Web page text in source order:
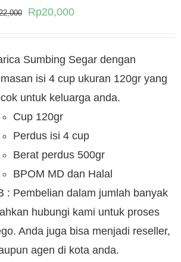
Original
Rp22,000.
Rp20,000Current
Rp20,000.
Sumbing Segar dengan
isi 4 cup ukuran 120gr yang
untuk keluarga anda.
Cup 120gr
Perdus isi 4 cup
Berat perdus 500gr
BPOM MD dan Halal
: Pembelian dalam jumlah banyak
hubungi kami untuk proses
Anda juga bisa menjadi reseller,
agen di kota anda.